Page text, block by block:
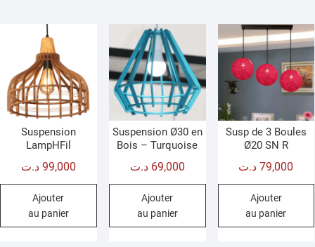
Suspension
LampHFil
99,000 د.ت
Ajouter
au panier
Suspension Ø30 en
Bois – Turquoise
69,000 د.ت
Ajouter
au panier
Susp de 3 Boules
Ø20 SN R
79,000 د.ت
Ajouter
au panier